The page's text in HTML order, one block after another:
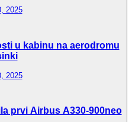
2025
u kabinu na aerodromu
2025
prvi Airbus A330-900neo